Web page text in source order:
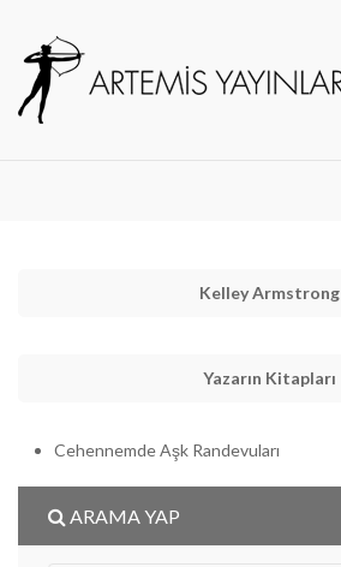
Kelley Armstrong
Yazarın Kitapları
Cehennemde Aşk Randevuları
ARAMA YAP